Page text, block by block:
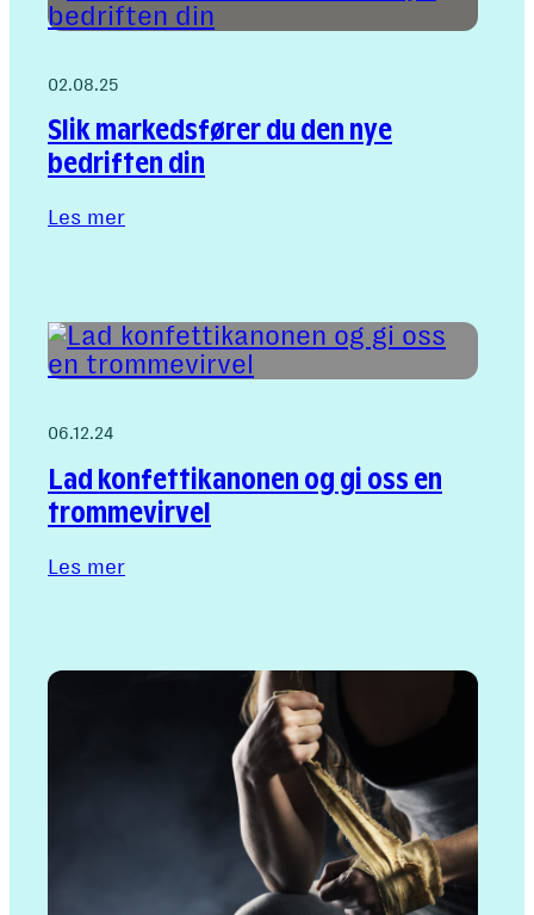
02.08.25
Slik markedsfører du den nye
bedriften din
Les mer
:
den
nye
din
06.12.24
Lad konfettikanonen og gi oss en
trommevirvel
Les mer
:
og